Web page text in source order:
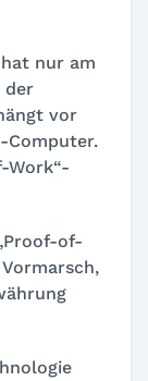
nur am
der
vor
Computer.
Work“-
of-